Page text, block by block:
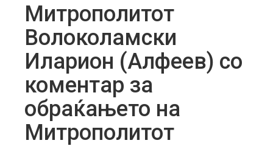
Митрополитот
Волоколамски
Иларион (Алфеев) со
коментар за
обраќањето на
Митрополитот